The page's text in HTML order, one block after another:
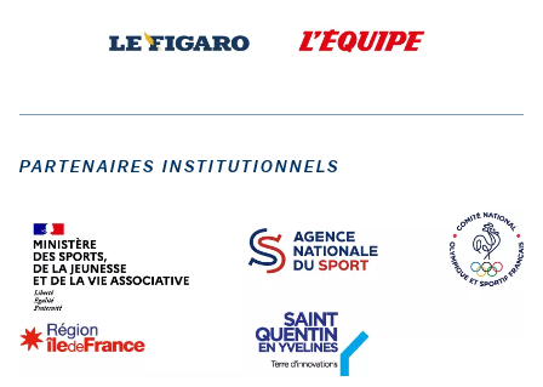
PARTENAIRES INSTITUTIONNELS